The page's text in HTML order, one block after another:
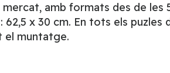
amb formats des de
x 30 cm. En tots els
el muntatge.